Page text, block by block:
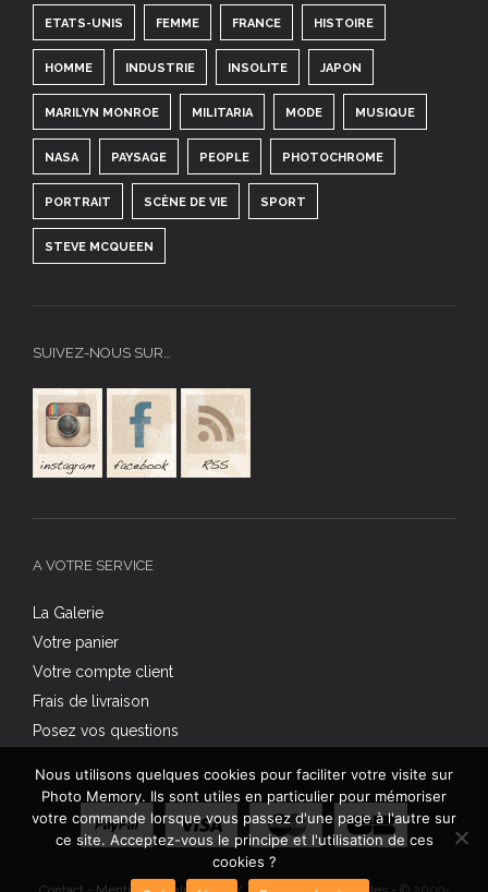
ETATS-UNIS FEMME FRANCE HISTOIRE
HOMME INDUSTRIE INSOLITE JAPON
MARILYN MONROE MILITARIA MODE MUSIQUE
NASA PAYSAGE PEOPLE PHOTOCHROME
PORTRAIT SCÈNE DE VIE SPORT
STEVE MCQUEEN
SUIVEZ-NOUS SUR…
A VOTRE SERVICE
La Galerie
Votre panier
Votre compte client
Frais de livraison
Posez vos questions
Nous utilisons quelques cookies pour faciliter votre visite sur
Photo Memory. Ils sont utiles en particulier pour mémoriser
votre commande lorsque vous passez d'une page à l'autre sur
ce site. Acceptez-vous le principe et l'utilisation de ces
cookies ?